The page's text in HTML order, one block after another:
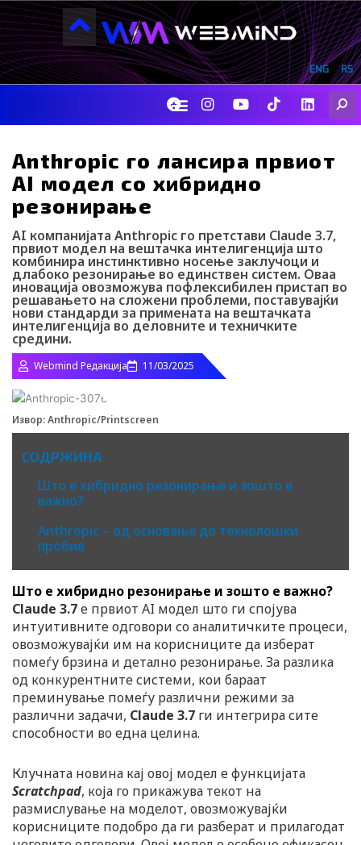
Skip
to
content
RS
ENG
F
a
c
b
o
o
I
n
s
a
g
r
Y
o
u
u
b
e
I
c
o
t
i
i
k
t
o
k
-
i
c
L
i
n
e
d
Anthropic го лансира првиот
AI модел со хибридно
резонирање
AI компанијата Anthropic го претстави Claude 3.7,
првиот модел на вештачка интелигенција што
комбинира инстинктивно носење заклучоци и
длабоко резонирање во единствен систем. Оваа
иновација овозможува пофлексибилен пристап во
решавањето на сложени проблеми, поставувајќи
нови стандарди за примената на вештачката
интелигенција во деловните и техничките
средини.
Webmind Редакција 11/03/2025
Извор: Anthropic/Printscreen
СОДРЖИНА
Што е хибридно резонирање и зошто е
важно?
Anthropic – од основање до технолошки
пробив
Што е хибридно резонирање и зошто е важно?
Claude 3.7е првиот AI модел што ги спојува
интуитивните одговори со аналитичките процеси,
овозможувајќи им на корисниците да изберат
помеѓу брзина и детално резонирање. За разлика
од конкурентните системи, кои бараат
преминување помеѓу различни режими за
различни задачи, Claude 3.7 ги интегрира сите
способности во една целина.
Клучната новина кај овој модел е функцијата
Scratchpad, која го прикажува текот на
размислување на моделот, овозможувајќи
корисниците подобро да ги разберат и прилагодат